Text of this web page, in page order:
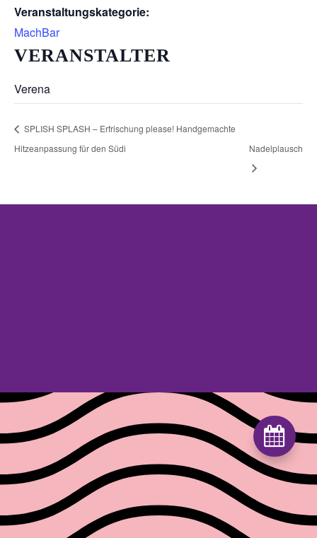

Veranstaltungskategorie:
MachBar
VERANSTALTER
Verena
SPLISH SPLASH – Erfrischung please! Handgemachte
Hitzeanpassung für den Südi
Nadelplausch
Machbar Süd
Verein & Satzung
Kontakt
Mitglieder-Login
Gastgeber*in werden
Mitglied werden
Organisation mithelfen
Spenden